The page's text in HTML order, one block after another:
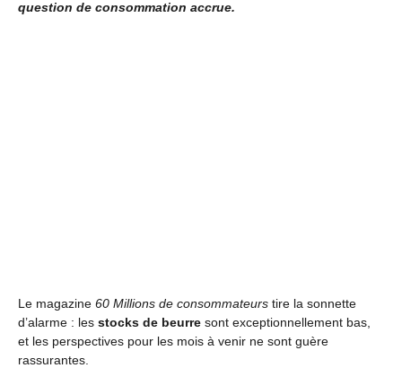
question de consommation accrue.
Le magazine 60 Millions de consommateurs tire la sonnette
d’alarme : les stocks de beurre sont exceptionnellement bas,
et les perspectives pour les mois à venir ne sont guère
rassurantes.